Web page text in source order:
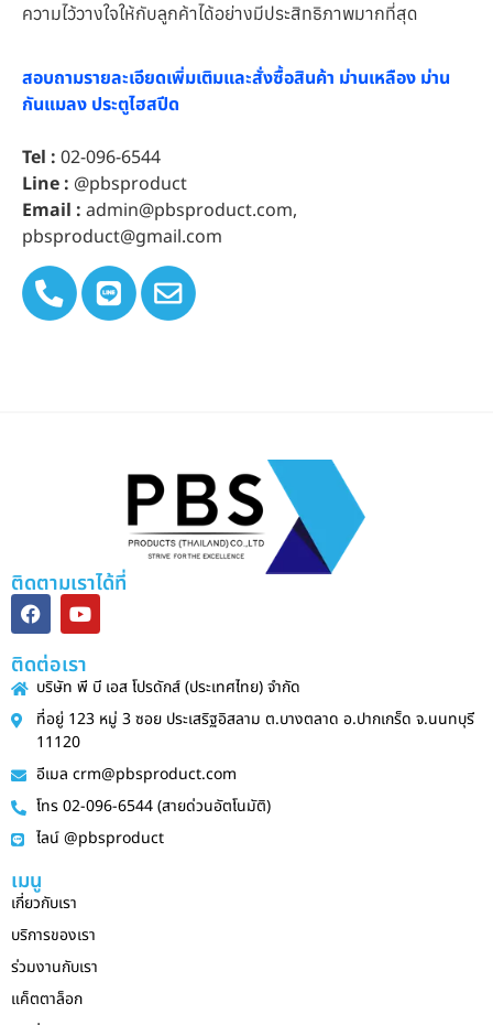
ความไว้วางใจให้กับลูกค้าได้อย่างมีประสิทธิภาพมากที่สุด
สอบถามรายละเอียดเพิ่มเติมและสั่งซื้อสินค้า ม่านเหลือง ม่าน
กันแมลง ประตูไฮสปีด
Tel : 02-096-6544
Line : @pbsproduct
Email : admin@pbsproduct.com,
pbsproduct@gmail.com
ติดตามเราได้ที่
ติดต่อเรา
บริษัท พี บี เอส โปรดักส์ (ประเทศไทย) จำกัด
ที่อยู่ 123 หมู่ 3 ซอย ประเสริฐอิสลาม ต.บางตลาด อ.ปากเกร็ด จ.นนทบุรี
11120
อีเมล crm@pbsproduct.com
โทร 02-096-6544 (สายด่วนอัตโนมัติ)
ไลน์ @pbsproduct
เมนู
เกี่ยวกับเรา
บริการของเรา
ร่วมงานกับเรา
แค็ตตาล็อก